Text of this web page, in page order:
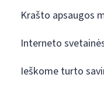
Krašto apsaugos
Interneto
Ieškome turto